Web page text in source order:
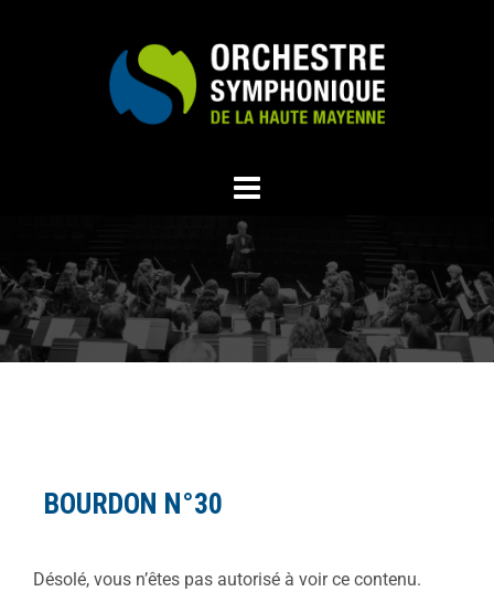
BOURDON N°30
Désolé, vous n’êtes pas autorisé à voir ce contenu.